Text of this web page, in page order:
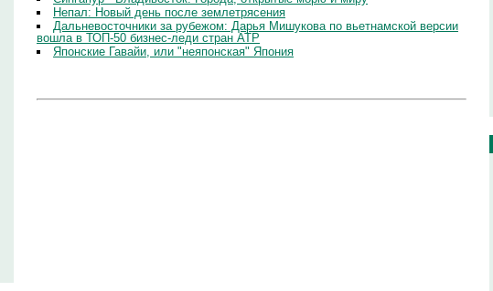
Непал: Новый день после землетрясения
Дальневосточники за рубежом: Дарья Мишукова по вьетнамской версии
вошла в ТОП-50 бизнес-леди стран АТР
Японские Гавайи, или "неяпонская" Япония